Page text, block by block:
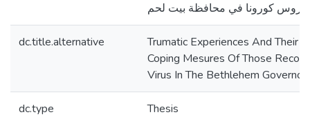
كورونا في محافظة بيت لحم
dc.title.alternative
Trumatic Experiences And Their
Coping Mesures Of Those
Virus In The Bethlehem
dc.type Thesis